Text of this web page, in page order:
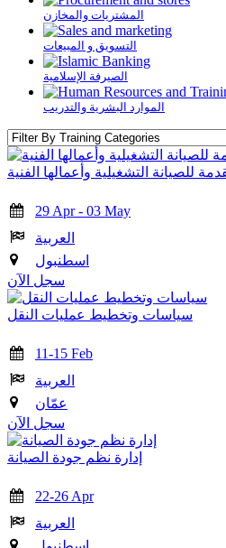
المشتريات والمخازن
التسويق و المبيعات
الصيرفة الإسلامية
الموارد البشرية والتدريب
للصيانة التشغيلية وأعمالها الفنية
29 Apr - 03 May
العربية
اسطنبول
سجل الآن
سياسات وتخطيط عمليات النقل
11-15 Feb
العربية
عمّان
سجل الآن
إدارة نظم جودة الصيانة
22-26 Apr
العربية